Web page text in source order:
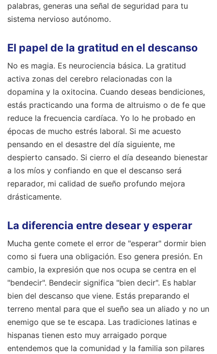
palabras, generas una señal de seguridad para tu
sistema nervioso autónomo.
El papel de la gratitud en el descanso
No es magia. Es neurociencia básica. La gratitud
activa zonas del cerebro relacionadas con la
dopamina y la oxitocina. Cuando deseas bendiciones,
estás practicando una forma de altruismo o de fe que
reduce la frecuencia cardíaca. Yo lo he probado en
épocas de mucho estrés laboral. Si me acuesto
pensando en el desastre del día siguiente, me
despierto cansado. Si cierro el día deseando bienestar
a los míos y confiando en que el descanso será
reparador, mi calidad de sueño profundo mejora
drásticamente.
La diferencia entre desear y esperar
Mucha gente comete el error de "esperar" dormir bien
como si fuera una obligación. Eso genera presión. En
cambio, la expresión que nos ocupa se centra en el
"bendecir". Bendecir significa "bien decir". Es hablar
bien del descanso que viene. Estás preparando el
terreno mental para que el sueño sea un aliado y no un
enemigo que se te escapa. Las tradiciones latinas e
hispanas tienen esto muy arraigado porque
entendemos que la comunidad y la familia son pilares